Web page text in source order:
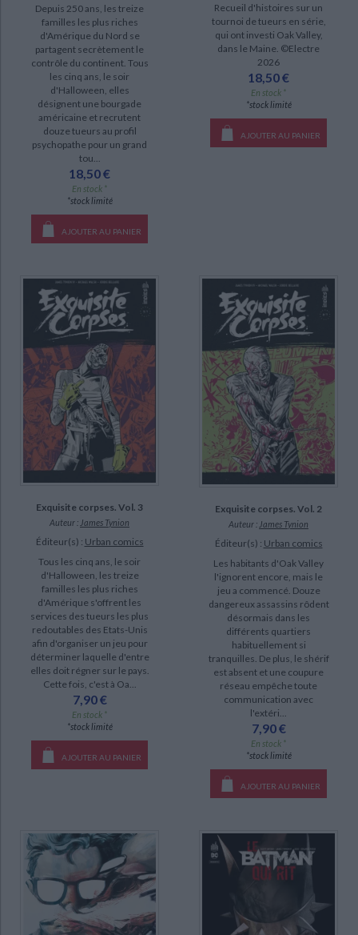
Depuis 250 ans, les treize
familles les plus riches
d'Amérique du Nord se
partagent secrètement le
contrôle du continent. Tous
les cinq ans, le soir
d'Halloween, elles
désignent une bourgade
américaine et recrutent
douze tueurs au profil
psychopathe pour un grand
tou...
18,50 €
En stock *
*stock limité
AJOUTER AU PANIER
Recueil d'histoires sur un
tournoi de tueurs en série,
qui ont investi Oak Valley,
dans le Maine. ©Electre
2026
18,50 €
En stock *
*stock limité
AJOUTER AU PANIER
Exquisite corpses. Vol. 3
Auteur : James Tynion
Éditeur(s) : Urban comics
Tous les cinq ans, le soir
d'Halloween, les treize
familles les plus riches
d'Amérique s'offrent les
services des tueurs les plus
redoutables des Etats-Unis
afin d'organiser un jeu pour
déterminer laquelle d'entre
elles doit régner sur le pays.
Cette fois, c'est à Oa...
7,90 €
En stock *
*stock limité
AJOUTER AU PANIER
Exquisite corpses. Vol. 2
Auteur : James Tynion
Éditeur(s) : Urban comics
Les habitants d'Oak Valley
l'ignorent encore, mais le
jeu a commencé. Douze
dangereux assassins rôdent
désormais dans les
différents quartiers
habituellement si
tranquilles. De plus, le shérif
est absent et une coupure
réseau empêche toute
communication avec
l'extéri...
7,90 €
En stock *
*stock limité
AJOUTER AU PANIER